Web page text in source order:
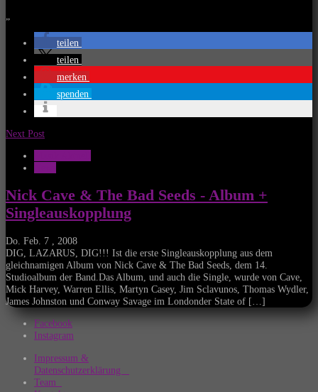
teilen
teilen
merken
spenden
Next Post
Nick Cave & The Bad Seeds - Album +
Singleauskopplung
Do. Feb. 7 , 2008
DIG, LAZARUS, DIG!!! Ist die erste Singleauskopplung aus dem
gleichnamigen Album von Nick Cave & The Bad Seeds, dem 14.
Studioalbum der Band.Das Album, und auch die Single, wurde von Cave,
Mick Harvey, Warren Ellis, Martyn Casey, Jim Sclavunos, Thomas Wydler,
James Johnston und Conway Savage im Londonder State of […]
Facebook
Instagram
Impressum &
Datenschutzerklärung
Team